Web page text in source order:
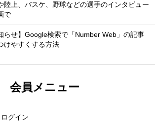
陸上、バスケ、野球などの選手のインタビュー
で
らせ】Google検索で「Number Web」の記事
けやすくする方法
会員メニュー
グイン